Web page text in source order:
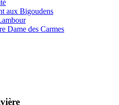
aux Bigoudens
Dame des Carmes